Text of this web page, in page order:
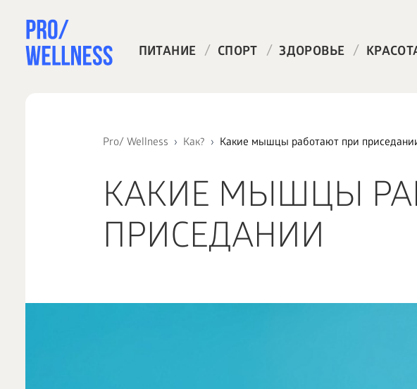
ПИТАНИЕ / СПОРТ / ЗДОРОВЬЕ /
Pro/ Wellness Как? Какие мышцы работают при
КАКИЕ МЫШЦЫ
ПРИСЕДАНИИ